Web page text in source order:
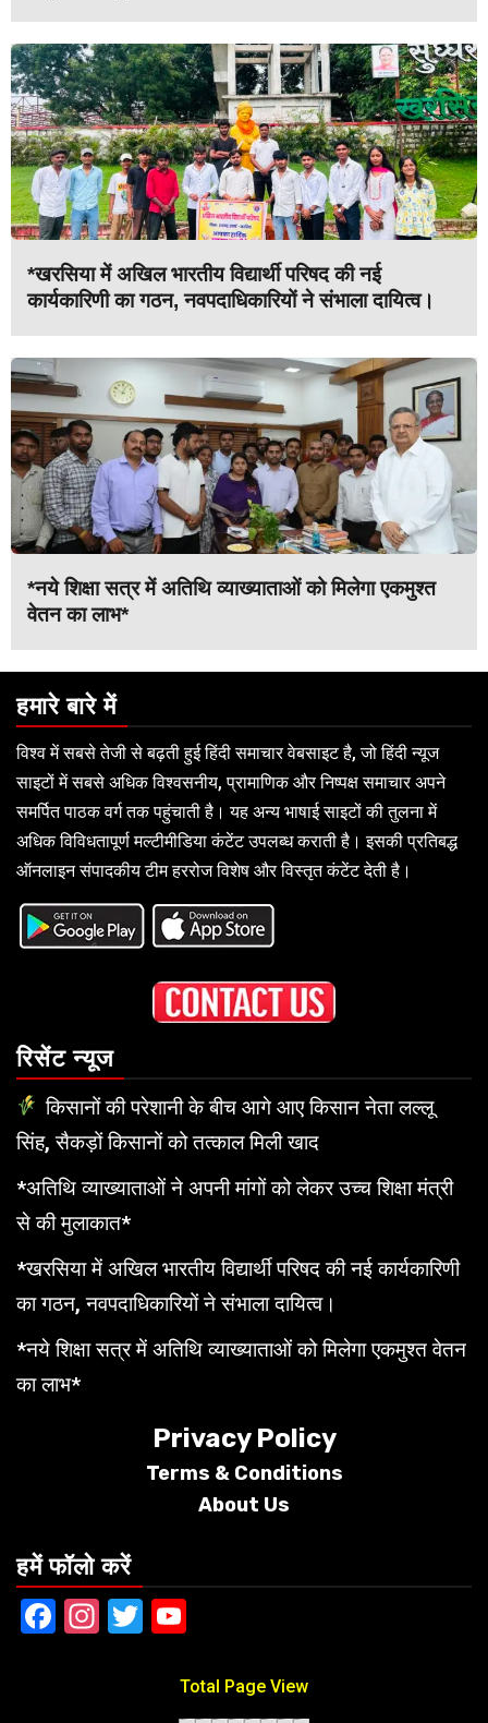
*खरसिया में अखिल भारतीय विद्यार्थी परिषद की नई
कार्यकारिणी का गठन, नवपदाधिकारियों ने संभाला दायित्व।
*नये शिक्षा सत्र में अतिथि व्याख्याताओं को मिलेगा एकमुश्त
वेतन का लाभ*
हमारे बारे में
विश्व में सबसे तेजी से बढ़ती हुई हिंदी समाचार वेबसाइट है, जो हिंदी न्यूज
साइटों में सबसे अधिक विश्वसनीय, प्रामाणिक और निष्पक्ष समाचार अपने
समर्पित पाठक वर्ग तक पहुंचाती है। यह अन्य भाषाई साइटों की तुलना में
अधिक विविधतापूर्ण मल्टीमीडिया कंटेंट उपलब्ध कराती है। इसकी प्रतिबद्ध
ऑनलाइन संपादकीय टीम हररोज विशेष और विस्तृत कंटेंट देती है।
रिसेंट न्यूज
किसानों की परेशानी के बीच आगे आए किसान नेता लल्लू
सिंह, सैकड़ों किसानों को तत्काल मिली खाद
*अतिथि व्याख्याताओं ने अपनी मांगों को लेकर उच्च शिक्षा मंत्री
से की मुलाकात*
*खरसिया में अखिल भारतीय विद्यार्थी परिषद की नई कार्यकारिणी
का गठन, नवपदाधिकारियों ने संभाला दायित्व।
*नये शिक्षा सत्र में अतिथि व्याख्याताओं को मिलेगा एकमुश्त वेतन
का लाभ*
Privacy Policy
Terms & Conditions
About Us
हमें फॉलो करें
Facebook
Instagram
Twitter
Total Page View